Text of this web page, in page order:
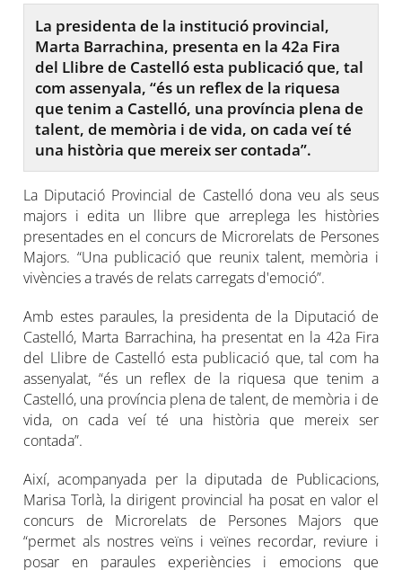
La presidenta de la institució provincial,
Marta Barrachina, presenta en la 42a Fira
del Llibre de Castelló esta publicació que, tal
com assenyala, “és un reflex de la riquesa
que tenim a Castelló, una província plena de
talent, de memòria i de vida, on cada veí té
una història que mereix ser contada”.
La Diputació Provincial de Castelló dona veu als seus
majors i edita un llibre que arreplega les històries
presentades en el concurs de Microrelats de Persones
Majors. “Una publicació que reunix talent, memòria i
vivències a través de relats carregats d'emoció”.
Amb estes paraules, la presidenta de la Diputació de
Castelló, Marta Barrachina, ha presentat en la 42a Fira
del Llibre de Castelló esta publicació que, tal com ha
assenyalat, “és un reflex de la riquesa que tenim a
Castelló, una província plena de talent, de memòria i de
vida, on cada veí té una història que mereix ser
contada”.
Així, acompanyada per la diputada de Publicacions,
Marisa Torlà, la dirigent provincial ha posat en valor el
concurs de Microrelats de Persones Majors que
“permet als nostres veïns i veïnes recordar, reviure i
posar en paraules experiències i emocions que